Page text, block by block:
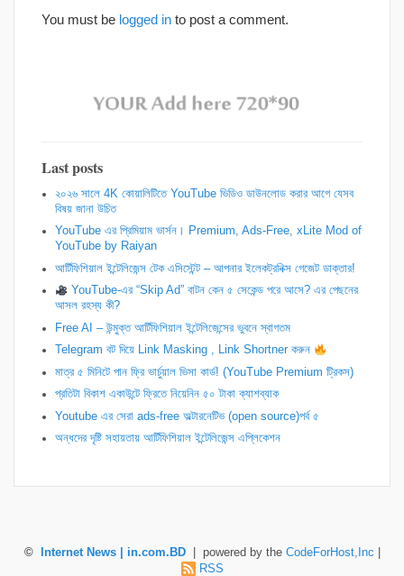
You must be logged in to post a comment.
Last posts
২০২৬ সালে 4K কোয়ালিটিতে YouTube ভিডিও ডাউনলোড করার আগে যেসব
বিষয় জানা উচিত
YouTube এর প্রিমিয়াম ভার্সন। Premium, Ads-Free, xLite Mod of
YouTube by Raiyan
আর্টিফিশিয়াল ইন্টেলিজেন্স টেক এসিস্টেন্ট – আপনার ইলেকট্রনিক্স গেজেট ডাক্তার!
YouTube-এর “Skip Ad” বাটন কেন ৫ সেকেন্ড পরে আসে? এর পেছনের
আসল রহস্য কী?
Free AI – উন্মুক্ত আর্টিফিশিয়াল ইন্টেলিজেন্সের ভুবনে স্বাগতম
Telegram বট দিয়ে Link Masking , Link Shortner করুন
​মাত্র ৫ মিনিটে পান ফ্রি ভার্চুয়াল ভিসা কার্ড! (YouTube Premium ট্রিকস)
প্রতিটা বিকাশ একাউন্টে ফ্রিতে নিয়েনিন ৫০ টাকা ক্যাশব্যাক
Youtube এর সেরা ads-free অল্টারনেটিভ (open source)পর্ব ৫
অন্ধদের দৃষ্টি সহায়তায় আর্টিফিশিয়াল ইন্টেলিজেন্স এপ্লিকেশন
© Internet News | in.com.BD| powered by the CodeForHost,Inc
RSS